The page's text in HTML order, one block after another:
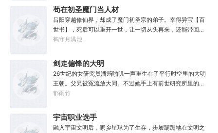
他也没什么大理想大志向，只想挽回遗憾，跟老婆好好过日
子，一家子平安喜乐就好。
苟在初圣魔门当人材
吕阳穿越修仙界，却成了魔门初圣宗的弟子。幸得异宝【百
世书】，死后可以重开一世，让一切从头再来，还能带回前
世的宝物，修为，寿命，甚至觉醒特殊的天赋。奈何次数有
定先在魔门苟住，一世世苦修，不成仙不出山，奈何魔门凶
险异常，遍地都是人材。第一世，吕阳惨遭师姐暗算。第二
世，好不容易反杀师姐，又遭师兄毒手。第三世，第四
世……直到百世之后，再回首，吕阳才发现自己已经成为了
一代魔道巨擘，初圣宗里最畜生的那一个。“魔门个个都是人
鹤守月满池
剑走偏锋的大明
26世纪的女研究员潘筠啪叽一声重生在了平行时空里的大明
王朝。父兄被冤流放大同。不过她手上有前世研究所里的镇
馆神器——灵境！为救家人，潘筠化身道观小道士，仗剑提
度牒。潘筠大剑拍上去：闭嘴，信不信扣你鱼仔。
郁雨竹
宇宙职业选手
融入宇宙文明后，家乡星球为了生存，步履蹒跚地在文明之